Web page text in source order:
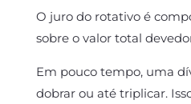
O juro do rotativo é
sobre o valor total
Em pouco tempo, uma
dobrar ou até triplicar.